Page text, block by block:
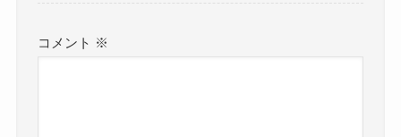
コメント ※